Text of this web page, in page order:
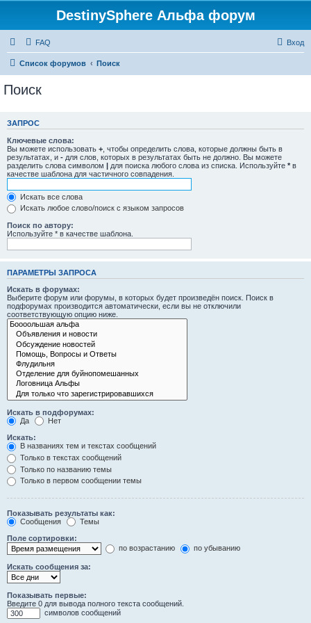
DestinySphere Альфа форум
FAQ Вход
Список форумов Поиск
Поиск
ЗАПРОС
Ключевые слова:
Вы можете использовать + , чтобы определить слова, которые должны быть в
результатах, и - для слов, которых в результатах быть не должно. Вы можете
разделить слова символом | для поиска любого слова из списка. Используйте * в
качестве шаблона для частичного совпадения.
Искать все слова
Искать любое слово/поиск с языком запросов
Поиск по автору:
Используйте * в качестве шаблона.
ПАРАМЕТРЫ ЗАПРОСА
Искать в форумах:
Выберите форум или форумы, в которых будет произведён поиск. Поиск в
подфорумах производится автоматически, если вы не отключили
соответствующую опцию ниже.
Искать в подфорумах:
Да
Нет
Искать:
В названиях тем и текстах сообщений
Только в текстах сообщений
Только по названию темы
Только в первом сообщении темы
Показывать результаты как:
Сообщения
Темы
Поле сортировки:
по возрастанию
по убыванию
Искать сообщения за:
Показывать первые:
Введите 0 для вывода полного текста сообщений.
символов сообщений